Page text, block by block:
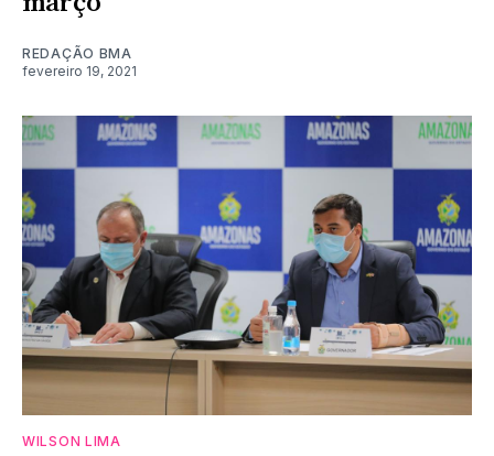
REDAÇÃO BMA
fevereiro 19, 2021
WILSON LIMA